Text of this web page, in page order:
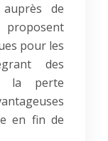
de
proposent
pour les
des
la perte
en fin de